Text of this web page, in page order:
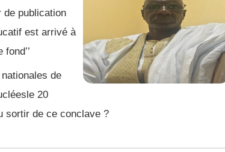
de publication
est arrivé à
de
20
sortir de ce conclave ?